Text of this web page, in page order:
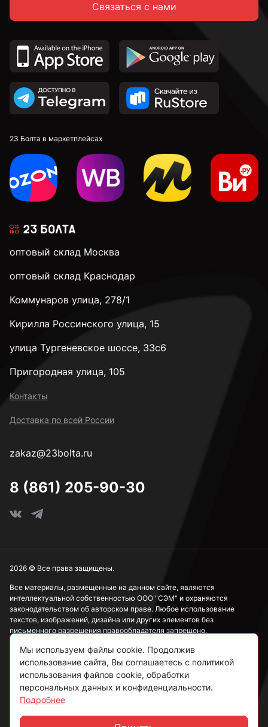
Связаться с нами
23 Болта в маркетплейсах
оптовый склад Москва
оптовый склад Краснодар
Коммунаров улица, 278/1
Кирилла Россинского улица, 15
улица Тургеневское шоссе, 33с6
Пригородная улица, 105
Контакты
Доставка по всей России
zakaz@23bolta.ru
8 (861) 205-90-30
Все материалы, размещенные на данном сайте, являются
интеллектуальной собственностью ООО "СЭМ" и охраняются
законодательством об авторском праве. Любое использование
текстов, изображений, дизайна или других элементов без
письменного разрешения правообладателя запрещено.
Информация, представленная на сайте, носит исключительно
ознакомительный характер и не может рассматриваться как
публичная оферта в соответствии со ст. 437 ГК РФ.
Политика конфиденциальности
Согласие на обработку данных
2026 © Все права защищены.
Мы используем файлы cookie. Продолжив
использование сайта, Вы соглашаетесь с политикой
использования файлов cookie, обработки
персональных данных и конфиденциальности.
Подробнее